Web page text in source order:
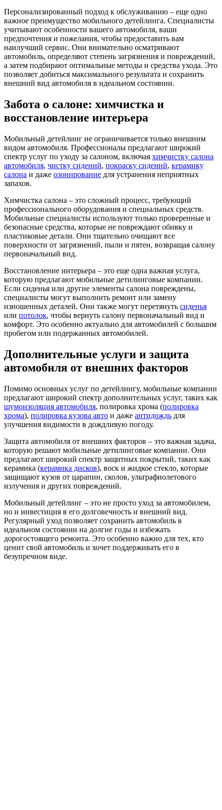
Персонализированный подход к обслуживанию – еще одно
важное преимущество мобильного детейлинга. Специалисты
учитывают особенности вашего автомобиля, ваши
предпочтения и пожелания, чтобы предоставить вам
наилучший сервис. Они внимательно осматривают
автомобиль, определяют степень загрязнения и повреждений,
а затем подбирают оптимальные методы и средства ухода. Это
позволяет добиться максимального результата и сохранить
внешний вид автомобиля в идеальном состоянии.
Забота о салоне: химчистка и
восстановление интерьера
Мобильный детейлинг не ограничивается только внешним
видом автомобиля. Профессионалы предлагают широкий
спектр услуг по уходу за салоном, включая химчистку салона
автомобиля, чистку сидений, покраску сидений, керамику
салона и даже озонирование для устранения неприятных
запахов.
Химчистка салона – это сложный процесс, требующий
профессионального оборудования и специальных средств.
Мобильные специалисты используют только проверенные и
безопасные средства, которые не повреждают обивку и
пластиковые детали. Они тщательно очищают все
поверхности от загрязнений, пыли и пятен, возвращая салону
первоначальный вид.
Восстановление интерьера – это еще одна важная услуга,
которую предлагают мобильные детилинговые компании.
Если сиденья или другие элементы салона повреждены,
специалисты могут выполнить ремонт или замену
изношенных деталей. Они также могут перетянуть сиденья
или потолок, чтобы вернуть салону первоначальный вид и
комфорт. Это особенно актуально для автомобилей с большим
пробегом или подержанных автомобилей.
Дополнительные услуги и защита
автомобиля от внешних факторов
Помимо основных услуг по детейлингу, мобильные компании
предлагают широкий спектр дополнительных услуг, таких как
шумоизоляция автомобиля, полировка хрома (полировка
хрома), полировка кузова авто и даже антидождь для
улучшения видимости в дождливую погоду.
Защита автомобиля от внешних факторов – это важная задача,
которую решают мобильные детилинговые компании. Они
предлагают широкий спектр защитных покрытий, таких как
керамика (керамика дисков), воск и жидкое стекло, которые
защищают кузов от царапин, сколов, ультрафиолетового
излучения и других повреждений.
Мобильный детейлинг – это не просто уход за автомобилем,
но и инвестиция в его долговечность и внешний вид.
Регулярный уход позволяет сохранить автомобиль в
идеальном состоянии на долгие годы и избежать
дорогостоящего ремонта. Это особенно важно для тех, кто
ценит свой автомобиль и хочет поддерживать его в
безупречном виде.